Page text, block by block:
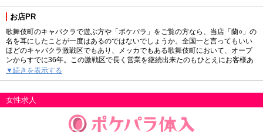
お店PR
歌舞伎町のキャバクラで遊ぶ方や「ポケパラ」をご覧の方なら、当店「蘭○」の
名を耳にしたことが一度はあるのではないでしょうか。全国一と言ってもいい
ほどのキャバクラ激戦区でもあり、メッカでもある歌舞伎町において、オープ
ンからすでに36年。この激戦区で長く営業を継続出来たのもひとえにお客様あ
っての事だとキャスト・従業員一同感謝しております。
当店は本格的なショータイムで楽しんでいただくのはもちろんの事、しっかり
き届いた気配りと接客でくつろいでいただけるお店です。接待にもご利用いた
だけるハイレベルな店舗作りを目指しており、1度ご来店していただけばいつも
のキャバクラ遊びとは違う「王道の安定感」をご堪能いただけると思います。
「蘭○」は区役所通り沿い。靖国通り方面からいらっしゃる場合は新宿バッティ
▼続きを表示する
女性求人